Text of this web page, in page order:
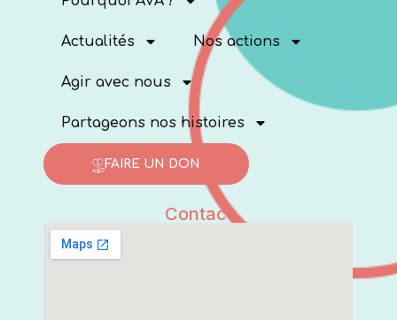
Actualités Nos actions
Agir avec nous
Partageons nos histoires
FAIRE UN DON
Contact